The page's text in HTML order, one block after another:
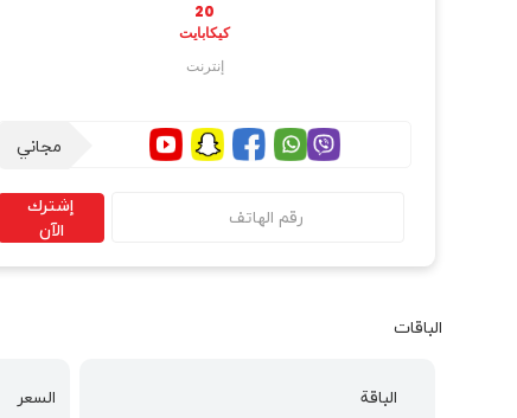
20
كيكابايت
إنترنت
مجاني
إشترك
الآن
الباقات
الباقة السعر